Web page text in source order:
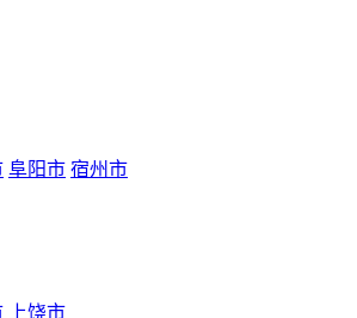
阜阳市 宿州市
上饶市